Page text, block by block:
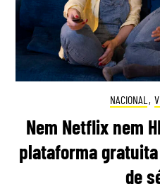
NACIONAL ,
Nem Netflix nem
plataforma gratuita
de